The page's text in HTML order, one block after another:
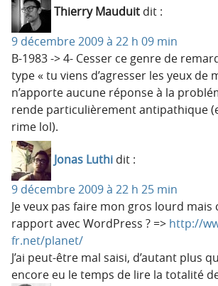
Thierry Mauduit dit :
9 décembre 2009 à 22 h 09 min
B-1983 -> 4- Cesser ce genre de
type « tu viens d’agresser les yeux de
n’apporte aucune réponse à la
rende particulièrement antipathique
rime lol).
Jonas Luthi dit :
9 décembre 2009 à 22 h 25 min
Je veux pas faire mon gros lourd mais
rapport avec WordPress ? => http://
fr.net/planet/
J’ai peut-être mal saisi, d’autant plus
encore eu le temps de lire la totalité